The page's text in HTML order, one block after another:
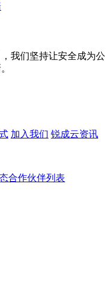
我们坚持让安全成为公
加入我们 锐成云资讯
合作伙伴列表